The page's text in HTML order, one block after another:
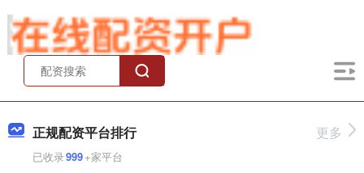
正规配资平台排行
已收录999+家平台
更多